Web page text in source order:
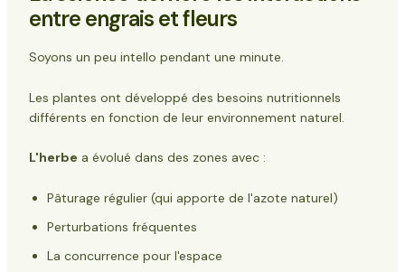
entre engrais et fleurs
Soyons un peu intello pendant une minute.
Les plantes ont développé des besoins nutritionnels
différents en fonction de leur environnement naturel.
L'herbe a évolué dans des zones avec :
Pâturage régulier (qui apporte de l'azote naturel)
Perturbations fréquentes
La concurrence pour l'espace